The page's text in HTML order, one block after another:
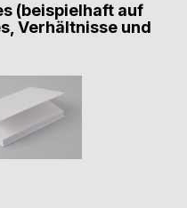
(beispielhaft auf
Verhältnisse und